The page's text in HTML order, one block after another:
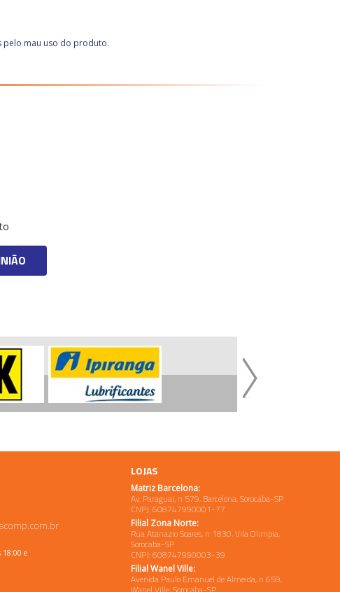
pelo mau uso do produto.
18:00 e
LOJAS
Matriz Barcelona:
Av. Paraguai, n 579, Barcelona, Sorocaba-SP
CNPJ: 608747990001-77
Filial Zona Norte:
Rua Atanazio Soares, n 1830, Vila Olimpia,
Sorocaba-SP
CNPJ: 608747990003-39
Filial Wanel Ville:
Avenida Paulo Emanuel de Almeida, n 659,